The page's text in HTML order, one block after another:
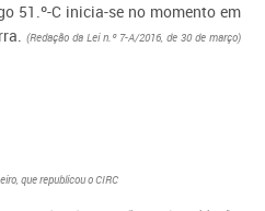
51.º-C inicia-se no momento em
(Redação da Lei n.º 7-A/2016, de 30 de março)
que republicou o CIRC